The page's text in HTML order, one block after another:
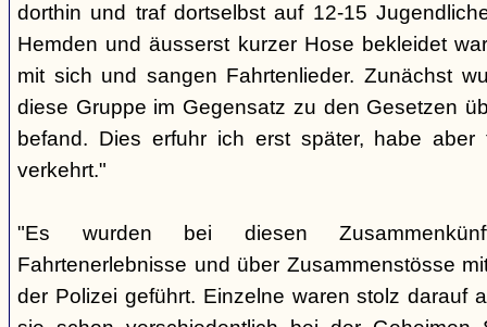
dorthin und traf dortselbst auf 12-15
Hemden und äusserst kurzer Hose bekleidet
mit sich und sangen Fahrtenlieder. Zunächst
diese Gruppe im Gegensatz zu den Gesetzen
befand. Dies erfuhr ich erst später, habe
verkehrt."
"Es wurden bei diesen
Fahrtenerlebnisse und über Zusammenstösse
der Polizei geführt. Einzelne waren stolz darauf